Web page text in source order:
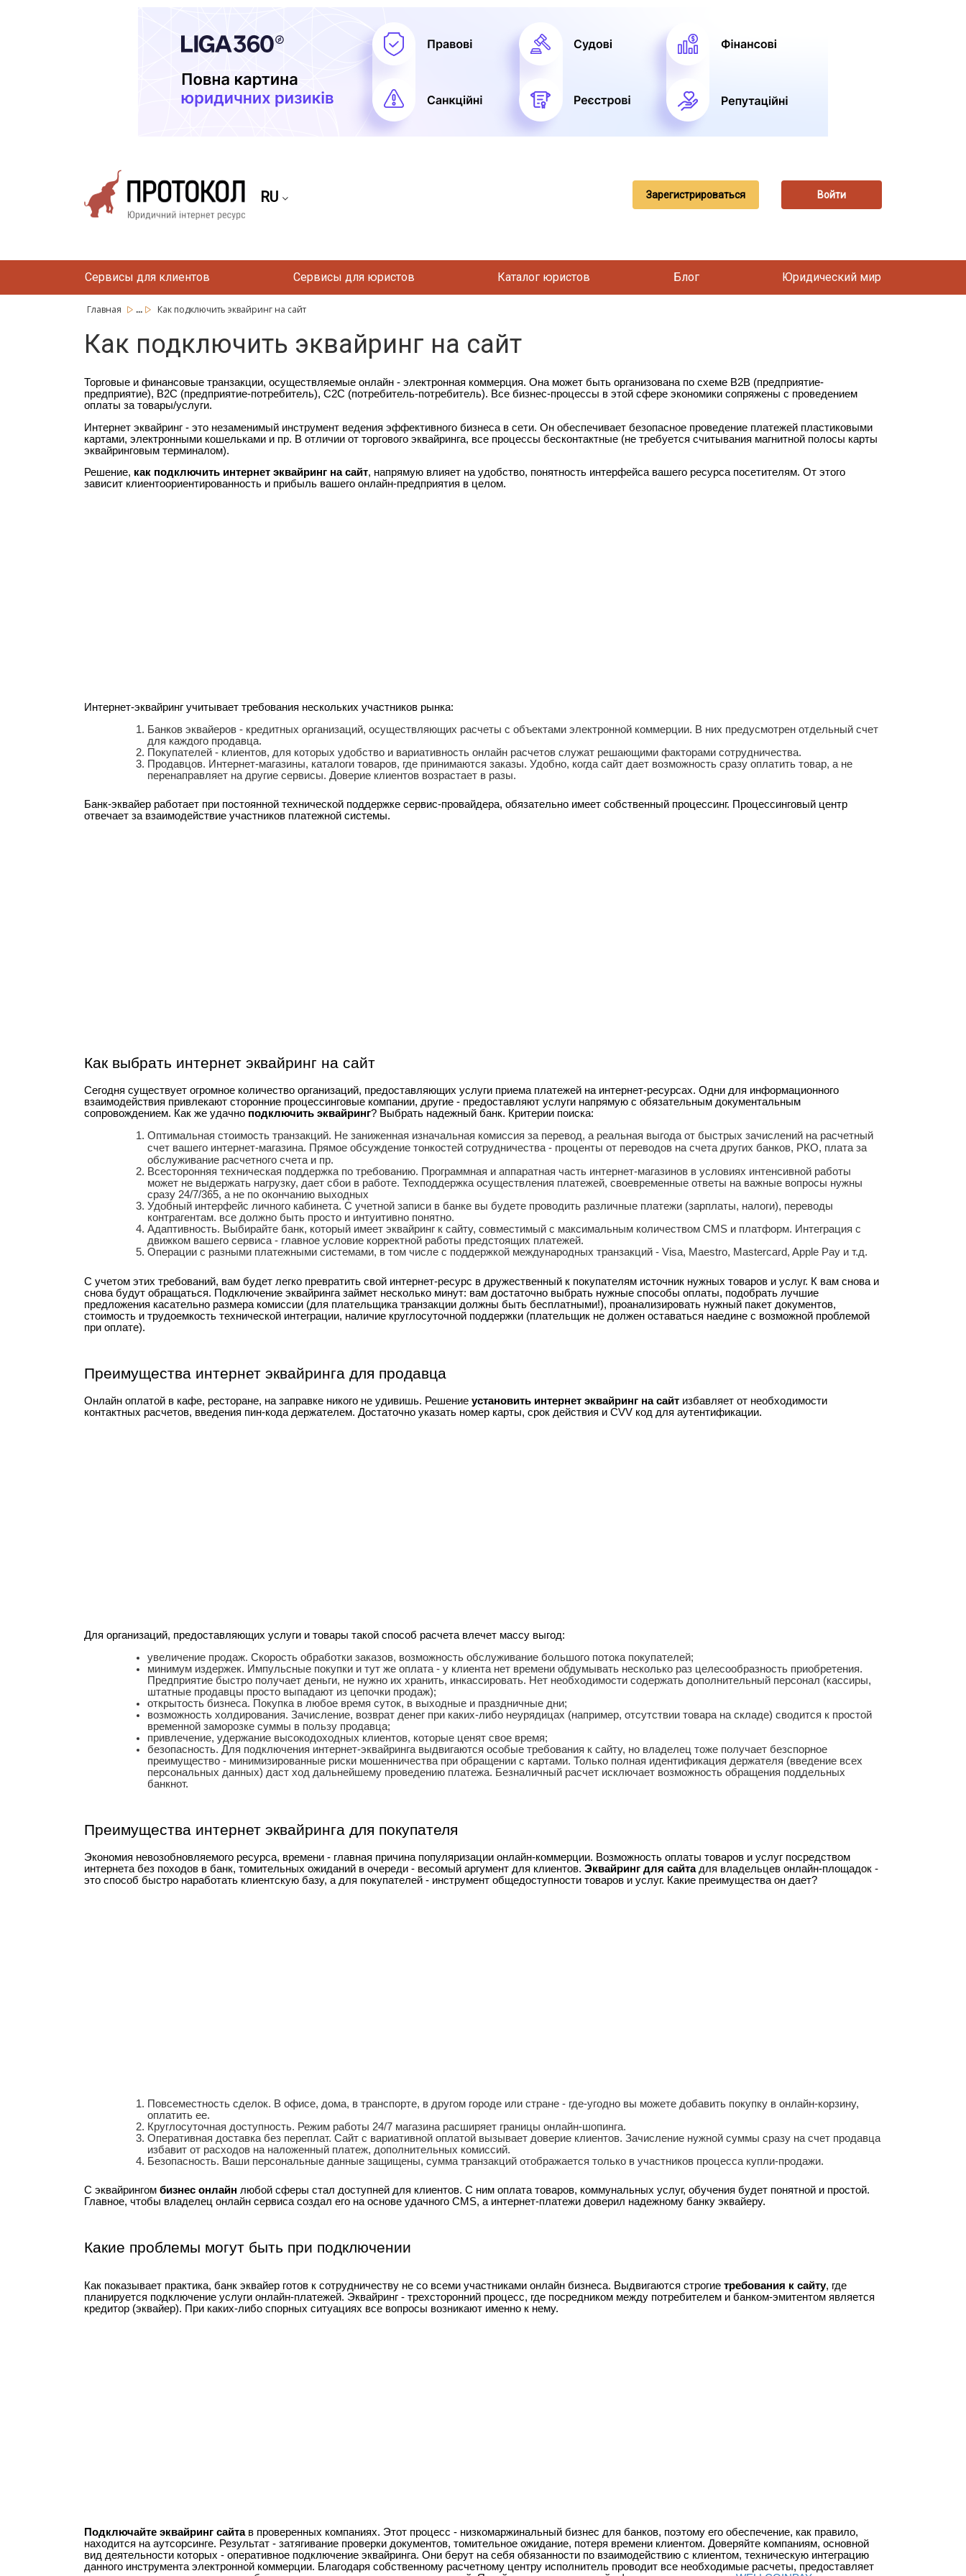
RU Зарегистрироваться Войти
Сервисы для клиентов Сервисы для юристов Каталог юристов Блог Юридический мир
Главная ... Как подключить эквайринг на сайт
Как подключить эквайринг на сайт
Торговые и финансовые транзакции, осуществляемые онлайн - электронная коммерция. Она может быть организована по схеме B2B (предприятие-
предприятие), B2C (предприятие-потребитель), С2С (потребитель-потребитель). Все бизнес-процессы в этой сфере экономики сопряжены с проведением
оплаты за товары/услуги.
Интернет эквайринг - это незаменимый инструмент ведения эффективного бизнеса в сети. Он обеспечивает безопасное проведение платежей пластиковыми
картами, электронными кошельками и пр. В отличии от торгового эквайринга, все процессы бесконтактные (не требуется считывания магнитной полосы карты
эквайринговым терминалом).
Решение, как подключить интернет эквайринг на сайт, напрямую влияет на удобство, понятность интерфейса вашего ресурса посетителям. От этого
зависит клиентоориентированность и прибыль вашего онлайн-предприятия в целом.
Интернет-эквайринг учитывает требования нескольких участников рынка:
Банков эквайеров - кредитных организаций, осуществляющих расчеты с объектами электронной коммерции. В них предусмотрен отдельный счет
для каждого продавца.
Покупателей - клиентов, для которых удобство и вариативность онлайн расчетов служат решающими факторами сотрудничества.
Продавцов. Интернет-магазины, каталоги товаров, где принимаются заказы. Удобно, когда сайт дает возможность сразу оплатить товар, а не
перенаправляет на другие сервисы. Доверие клиентов возрастает в разы.
Банк-эквайер работает при постоянной технической поддержке сервис-провайдера, обязательно имеет собственный процессинг. Процессинговый центр
отвечает за взаимодействие участников платежной системы.
Как выбрать интернет эквайринг на сайт
Сегодня существует огромное количество организаций, предоставляющих услуги приема платежей на интернет-ресурсах. Одни для информационного
взаимодействия привлекают сторонние процессинговые компании, другие - предоставляют услуги напрямую с обязательным документальным
сопровождением. Как же удачно подключить эквайринг? Выбрать надежный банк. Критерии поиска:
Оптимальная стоимость транзакций. Не заниженная изначальная комиссия за перевод, а реальная выгода от быстрых зачислений на расчетный
счет вашего интернет-магазина. Прямое обсуждение тонкостей сотрудничества - проценты от переводов на счета других банков, РКО, плата за
обслуживание расчетного счета и пр.
Всесторонняя техническая поддержка по требованию. Программная и аппаратная часть интернет-магазинов в условиях интенсивной работы
может не выдержать нагрузку, дает сбои в работе. Техподдержка осуществления платежей, своевременные ответы на важные вопросы нужны
сразу 24/7/365, а не по окончанию выходных
Удобный интерфейс личного кабинета. С учетной записи в банке вы будете проводить различные платежи (зарплаты, налоги), переводы
контрагентам. все должно быть просто и интуитивно понятно.
Адаптивность. Выбирайте банк, который имеет эквайринг к сайту, совместимый с максимальным количеством CMS и платформ. Интеграция с
движком вашего сервиса - главное условие корректной работы предстоящих платежей.
Операции с разными платежными системами, в том числе с поддержкой международных транзакций - Visa, Maestro, Mastercard, Apple Pay и т.д.
С учетом этих требований, вам будет легко превратить свой интернет-ресурс в дружественный к покупателям источник нужных товаров и услуг. К вам снова и
снова будут обращаться. Подключение эквайринга займет несколько минут: вам достаточно выбрать нужные способы оплаты, подобрать лучшие
предложения касательно размера комиссии (для плательщика транзакции должны быть бесплатными!), проанализировать нужный пакет документов,
стоимость и трудоемкость технической интеграции, наличие круглосуточной поддержки (плательщик не должен оставаться наедине с возможной проблемой
при оплате).
Преимущества интернет эквайринга для продавца
Онлайн оплатой в кафе, ресторане, на заправке никого не удивишь. Решение установить интернет эквайринг на сайт избавляет от необходимости
контактных расчетов, введения пин-кода держателем. Достаточно указать номер карты, срок действия и CVV код для аутентификации.
Для организаций, предоставляющих услуги и товары такой способ расчета влечет массу выгод:
увеличение продаж. Скорость обработки заказов, возможность обслуживание большого потока покупателей;
минимум издержек. Импульсные покупки и тут же оплата - у клиента нет времени обдумывать несколько раз целесообразность приобретения.
Предприятие быстро получает деньги, не нужно их хранить, инкассировать. Нет необходимости содержать дополнительный персонал (кассиры,
штатные продавцы просто выпадают из цепочки продаж);
открытость бизнеса. Покупка в любое время суток, в выходные и праздничные дни;
возможность холдирования. Зачисление, возврат денег при каких-либо неурядицах (например, отсутствии товара на складе) сводится к простой
временной заморозке суммы в пользу продавца;
привлечение, удержание высокодоходных клиентов, которые ценят свое время;
безопасность. Для подключения интернет-эквайринга выдвигаются особые требования к сайту, но владелец тоже получает безспорное
преимущество - минимизированные риски мошенничества при обращении с картами. Только полная идентификация держателя (введение всех
персональных данных) даст ход дальнейшему проведению платежа. Безналичный расчет исключает возможность обращения поддельных
банкнот.
Преимущества интернет эквайринга для покупателя
Экономия невозобновляемого ресурса, времени - главная причина популяризации онлайн-коммерции. Возможность оплаты товаров и услуг посредством
интернета без походов в банк, томительных ожиданий в очереди - весомый аргумент для клиентов. Эквайринг для сайтадля владельцев онлайн-площадок -
это способ быстро наработать клиентскую базу, а для покупателей - инструмент общедоступности товаров и услуг. Какие преимущества он дает?
Повсеместность сделок. В офисе, дома, в транспорте, в другом городе или стране - где-угодно вы можете добавить покупку в онлайн-корзину,
оплатить ее.
Круглосуточная доступность. Режим работы 24/7 магазина расширяет границы онлайн-шопинга.
Оперативная доставка без переплат. Сайт с вариативной оплатой вызывает доверие клиентов. Зачисление нужной суммы сразу на счет продавца
избавит от расходов на наложенный платеж, дополнительных комиссий.
Безопасность. Ваши персональные данные защищены, сумма транзакций отображается только в участников процесса купли-продажи.
С эквайрингом бизнес онлайн любой сферы стал доступней для клиентов. С ним оплата товаров, коммунальных услуг, обучения будет понятной и простой.
Главное, чтобы владелец онлайн сервиса создал его на основе удачного CMS, а интернет-платежи доверил надежному банку эквайеру.
Какие проблемы могут быть при подключении
Как показывает практика, банк эквайер готов к сотрудничеству не со всеми участниками онлайн бизнеса. Выдвигаются строгие требования к сайту, где
планируется подключение услуги онлайн-платежей. Эквайринг - трехсторонний процесс, где посредником между потребителем и банком-эмитентом является
кредитор (эквайер). При каких-либо спорных ситуациях все вопросы возникают именно к нему.
Подключайте эквайринг сайтав проверенных компаниях. Этот процесс - низкомаржинальный бизнес для банков, поэтому его обеспечение, как правило,
находится на аутсорсинге. Результат - затягивание проверки документов, томительное ожидание, потеря времени клиентом. Доверяйте компаниям, основной
вид деятельности которых - оперативное подключение эквайринга. Они берут на себя обязанности по взаимодействию с клиентом, техническую интеграцию
данного инструмента электронной коммерции. Благодаря собственному расчетному центру исполнитель проводит все необходимые расчеты, предоставляет